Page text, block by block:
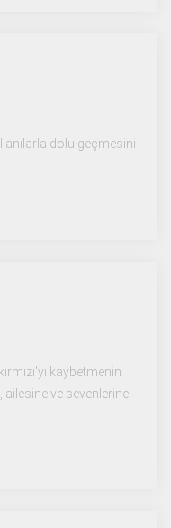
anılarla dolu geçmesini
kaybetmenin
ve sevenlerine